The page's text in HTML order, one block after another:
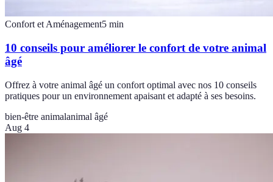
Confort et Aménagement5 min
10 conseils pour améliorer le confort de votre animal
âgé
Offrez à votre animal âgé un confort optimal avec nos 10 conseils
pratiques pour un environnement apaisant et adapté à ses besoins.
bien-être animalanimal âgé
Aug 4